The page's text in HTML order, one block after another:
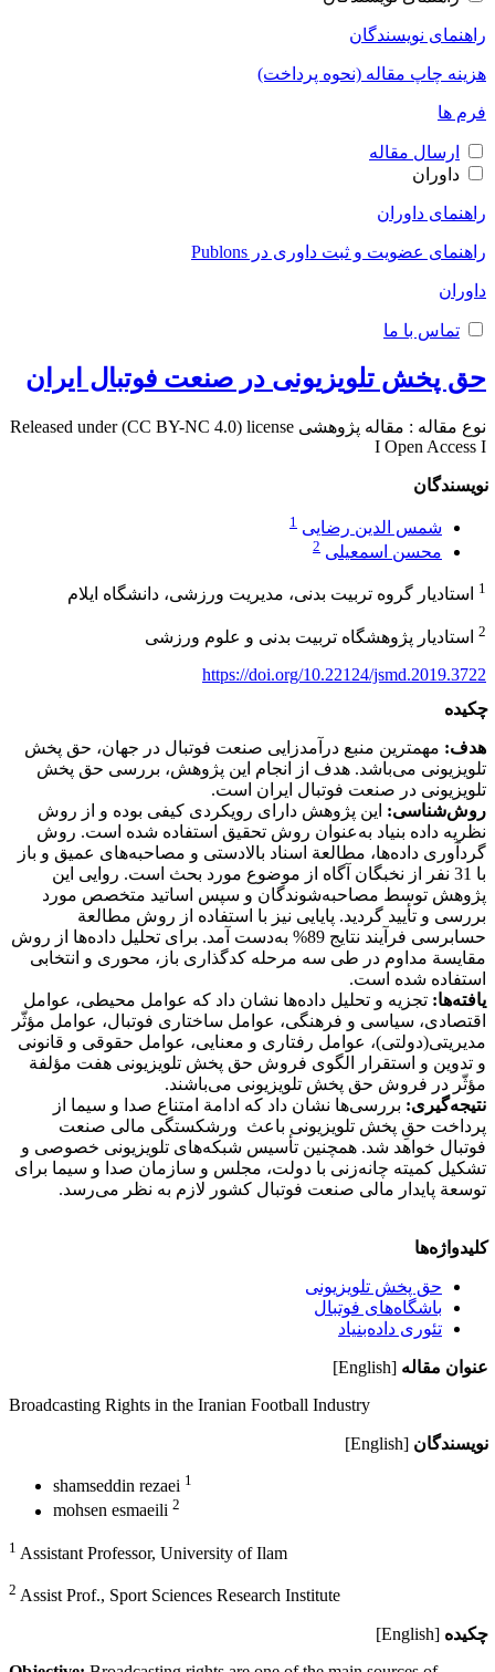
راهنمای نویسندگان
هزینه چاپ مقاله (نحوه پرداخت)
فرم ها
ارسال مقاله
داوران
راهنمای داوران
راهنمای عضویت و ثبت داوری در Publons
داوران
تماس با ما
حق پخش تلویزیونی در صنعت فوتبال ایران
نوع مقاله : مقاله پژوهشی Released under (CC BY-NC 4.0) license
I Open Access I
نویسندگان
شمس الدین رضایی 1
محسن اسمعیلی 2
1 استادیار گروه تربیت بدنی، مدیریت ورزشی، دانشگاه ایلام
2 استادیار پژوهشگاه تربیت بدنی و علوم ورزشی
https://doi.org/10.22124/jsmd.2019.3722
چکیده
هدف: مهمترین منبع درآمدزایی صنعت فوتبال در جهان، حق پخش
تلویزیونی می‌باشد. هدف از انجام این پژوهش، بررسی حق پخش
تلویزیونی در صنعت فوتبال ایران است.
روش‌شناسی: این پژوهش دارای رویکردی کیفی بوده و از روش
نظریه داده بنیاد به‌عنوان روش تحقیق استفاده شده است. روش
گردآوری داده‌ها، مطالعة اسناد بالادستی و مصاحبه‌های عمیق و باز
با 31 نفر از نخبگان آگاه از موضوع مورد بحث است. روایی این
پژوهش توسط مصاحبه‌شوندگان و سپس اساتید متخصص مورد
بررسی و تأیید گردید. پایایی نیز با استفاده از روش مطالعة
حسابرسی فرآیند نتایج 89% به‌دست آمد. برای تحلیل داده‌ها از روش
مقایسة مداوم در طی سه مرحله کدگذاری باز، محوری و انتخابی
استفاده شده است.
یافته‌ها: تجزیه و تحلیل داده‌ها نشان داد که عوامل محیطی، عوامل
اقتصادی، سیاسی و فرهنگی، عوامل ساختاری فوتبال، عوامل مؤثّر
مدیریتی(دولتی)، عوامل رفتاری و معنایی، عوامل حقوقی و قانونی
و تدوین و استقرار الگوی فروش حق پخش تلویزیونی هفت مؤلفة
مؤثّر در فروش حق پخش تلویزیونی می‌باشند.
نتیجه‌گیری: بررسی‌ها نشان داد که ادامة امتناع صدا و سیما از
پرداخت حقِ‌ پخش تلویزیونی باعث ورشکستگی مالی صنعت
فوتبال خواهد شد. همچنین تأسیس شبکه‌های تلویزیونی خصوصی و
تشکیل کمیته چانه‌زنی با دولت، مجلس و سازمان صدا و سیما برای
توسعة پایدار مالی صنعت فوتبال کشور لازم به نظر می‌رسد.
کلیدواژه‌ها
حق پخش تلویزیونی
باشگاه‌های فوتبال
تئوری داده‌بنیاد
عنوان مقاله [English]
Broadcasting Rights in the Iranian Football Industry
نویسندگان [English]
shamseddin rezaei 1
mohsen esmaeili 2
1 Assistant Professor, University of Ilam
2 Assist Prof., Sport Sciences Research Institute
چکیده [English]